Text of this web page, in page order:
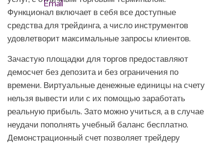
Функционал включает в себя все доступные
средства для трейдинга, а число инструментов
удовлетворит максимальные запросы клиентов.
Зачастую площадки для торгов предоставляют
демосчет без депозита и без ограничения по
времени. Виртуальные денежные единицы на счету
нельзя вывести или с их помощью заработать
реальную прибыль. Зато можно учиться, а в случае
неудачи пополнять учебный баланс бесплатно.
Демонстрационный счет позволяет трейдеру